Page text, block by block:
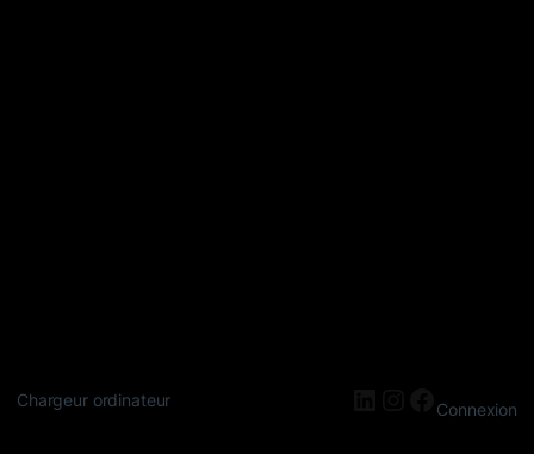
Chargeur ordinateur LinkedIn
Instagram
Connexion